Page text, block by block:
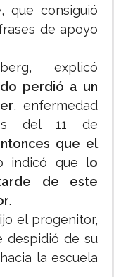
que consiguió
de apoyo
explicó
perdió a un
, enfermedad
del 11 de
que el
indicó que lo
de este
.
el progenitor,
despidió de su
la escuela